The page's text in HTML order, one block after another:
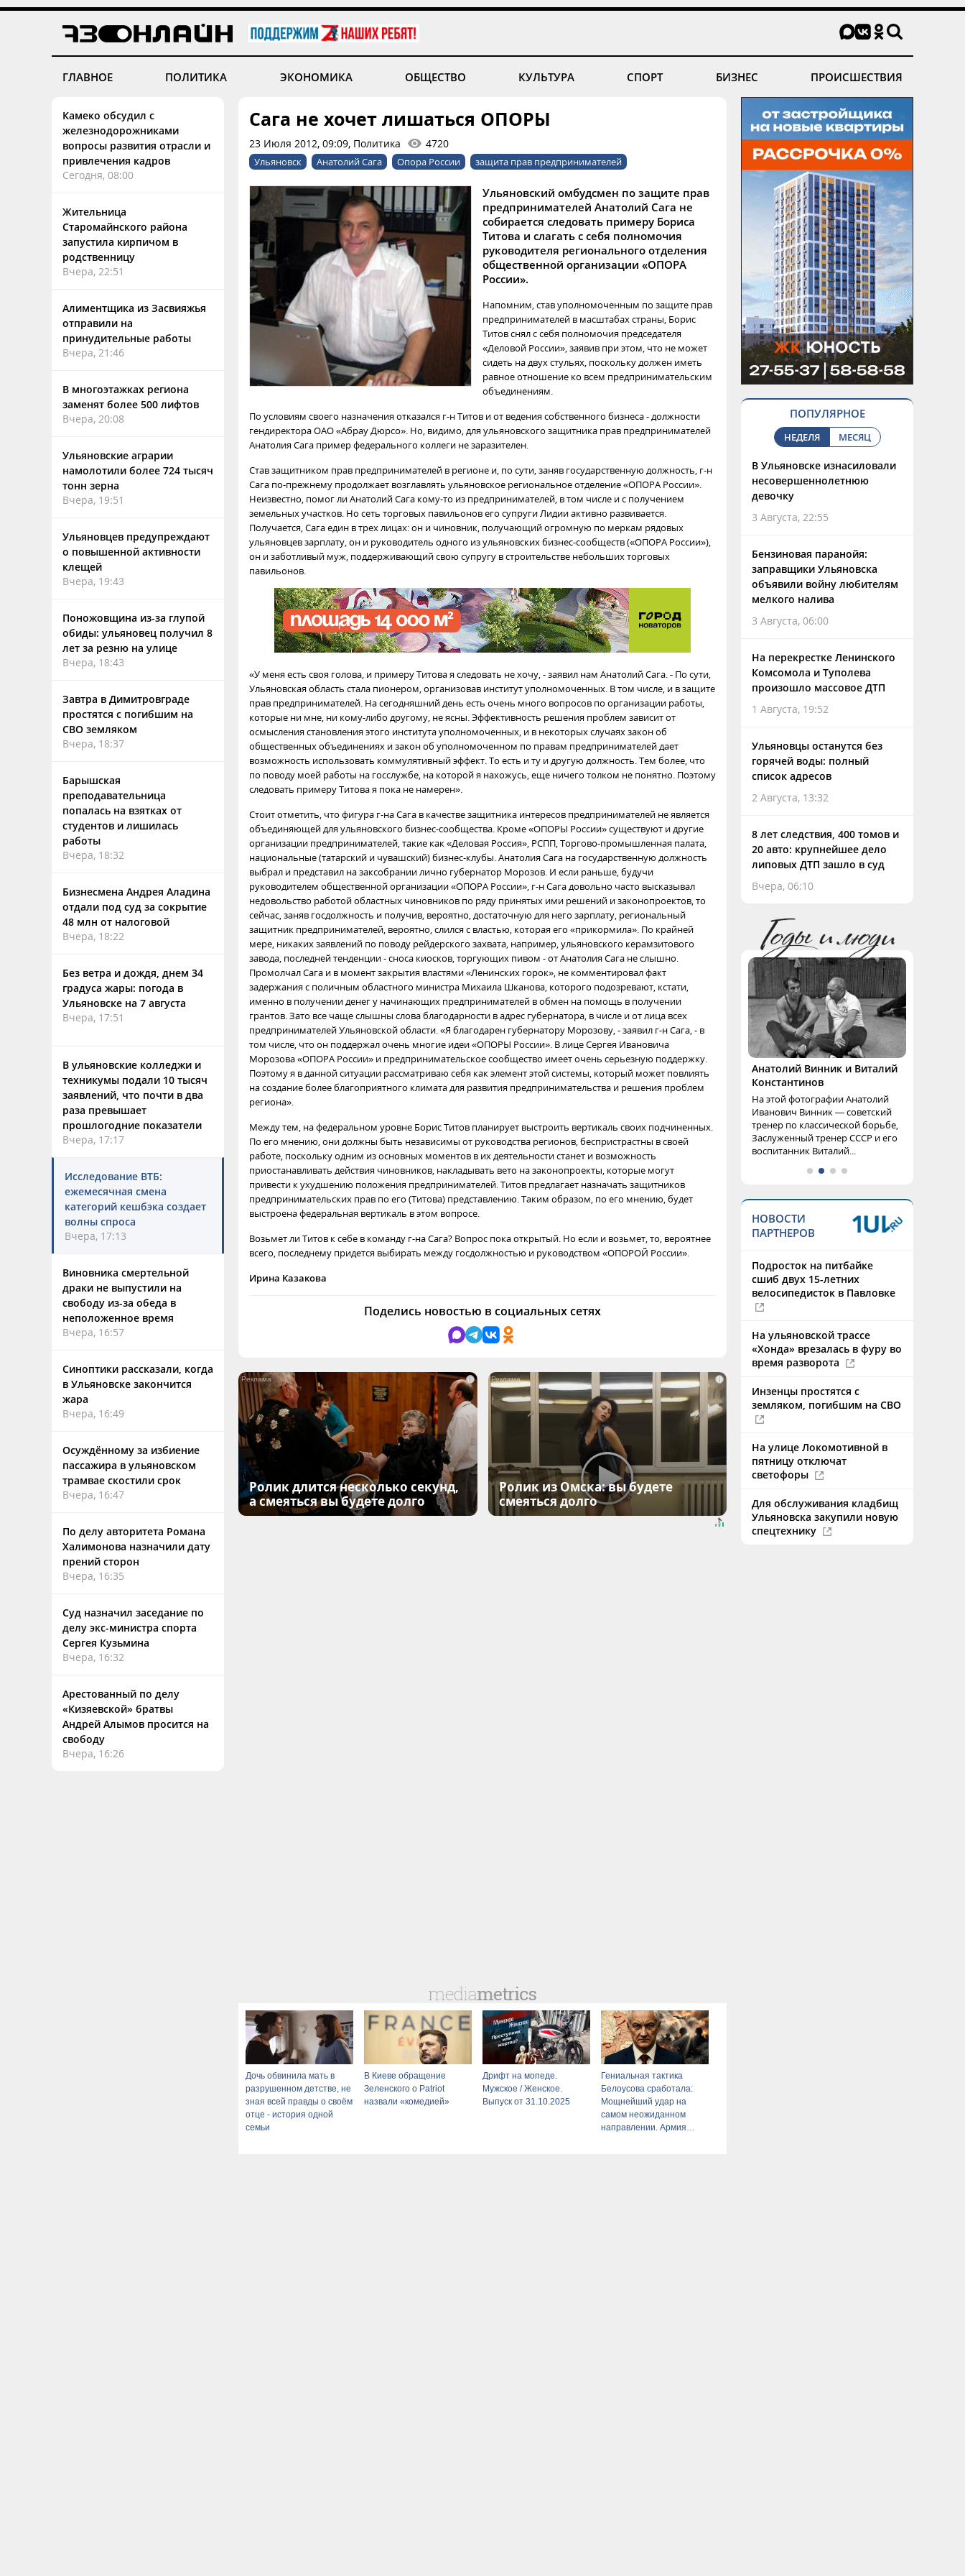
ГЛАВНОЕ ПОЛИТИКА ЭКОНОМИКА ОБЩЕСТВО КУЛЬТУРА СПОРТ БИЗНЕС ПРОИСШЕСТВИЯ
Камеко обсудил с
железнодорожниками
вопросы развития отрасли и
привлечения кадров
Сегодня, 08:00
Жительница
Старомайнского района
запустила кирпичом в
родственницу
Вчера, 22:51
Алиментщика из Засвияжья
отправили на
принудительные работы
Вчера, 21:46
В многоэтажках региона
заменят более 500 лифтов
Вчера, 20:08
Ульяновские аграрии
намолотили более 724 тысяч
тонн зерна
Вчера, 19:51
Ульяновцев предупреждают
о повышенной активности
клещей
Вчера, 19:43
Поножовщина из-за глупой
обиды: ульяновец получил 8
лет за резню на улице
Вчера, 18:43
Завтра в Димитровграде
простятся с погибшим на
СВО земляком
Вчера, 18:37
Барышская
преподавательница
попалась на взятках от
студентов и лишилась
работы
Вчера, 18:32
Бизнесмена Андрея Аладина
отдали под суд за сокрытие
48 млн от налоговой
Вчера, 18:22
Без ветра и дождя, днем 34
градуса жары: погода в
Ульяновске на 7 августа
Вчера, 17:51
В ульяновские колледжи и
техникумы подали 10 тысяч
заявлений, что почти в два
раза превышает
прошлогодние показатели
Вчера, 17:17
Исследование ВТБ:
ежемесячная смена
категорий кешбэка создает
волны спроса
Вчера, 17:13
Виновника смертельной
драки не выпустили на
свободу из-за обеда в
неположенное время
Вчера, 16:57
Синоптики рассказали, когда
в Ульяновске закончится
жара
Вчера, 16:49
Осуждённому за избиение
пассажира в ульяновском
трамвае скостили срок
Вчера, 16:47
По делу авторитета Романа
Халимонова назначили дату
прений сторон
Вчера, 16:35
Суд назначил заседание по
делу экс-министра спорта
Сергея Кузьмина
Вчера, 16:32
Арестованный по делу
«Кизяевской» братвы
Андрей Алымов просится на
свободу
Вчера, 16:26
Сага не хочет лишаться ОПОРЫ
23 Июля 2012, 09:09, Политика 4720
Ульяновск Анатолий Сага Опора России защита прав предпринимателей
Ульяновский омбудсмен по защите прав
предпринимателей Анатолий Сага не
собирается следовать примеру Бориса
Титова и слагать с себя полномочия
руководителя регионального отделения
общественной организации «ОПОРА
России».
Напомним, став уполномоченным по защите прав
предпринимателей в масштабах страны, Борис
Титов снял с себя полномочия председателя
«Деловой России», заявив при этом, что не может
сидеть на двух стульях, поскольку должен иметь
равное отношение ко всем предпринимательским
объединениям.
По условиям своего назначения отказался г-н Титов и от ведения собственного бизнеса - должности
гендиректора ОАО «Абрау Дюрсо». Но, видимо, для ульяновского защитника прав предпринимателей
Анатолия Сага пример федерального коллеги не заразителен.
Став защитником прав предпринимателей в регионе и, по сути, заняв государственную должность, г-н
Сага по-прежнему продолжает возглавлять ульяновское региональное отделение «ОПОРА России».
Неизвестно, помог ли Анатолий Сага кому-то из предпринимателей, в том числе и с получением
земельных участков. Но сеть торговых павильонов его супруги Лидии активно развивается.
Получается, Сага един в трех лицах: он и чиновник, получающий огромную по меркам рядовых
ульяновцев зарплату, он и руководитель одного из ульяновских бизнес-сообществ («ОПОРА России»),
он и заботливый муж, поддерживающий свою супругу в строительстве небольших торговых
павильонов.
«У меня есть своя голова, и примеру Титова я следовать не хочу, - заявил нам Анатолий Сага. - По сути,
Ульяновская область стала пионером, организовав институт уполномоченных. В том числе, и в защите
прав предпринимателей. На сегодняшний день есть очень много вопросов по организации работы,
которые ни мне, ни кому-либо другому, не ясны. Эффективность решения проблем зависит от
осмысления становления этого института уполномоченных, и в некоторых случаях закон об
общественных объединениях и закон об уполномоченном по правам предпринимателей дает
возможность использовать коммулятивный эффект. То есть и ту и другую должность. Тем более, что
по поводу моей работы на госслужбе, на которой я нахожусь, еще ничего толком не понятно. Поэтому
следовать примеру Титова я пока не намерен».
Стоит отметить, что фигура г-на Сага в качестве защитника интересов предпринимателей не является
объединяющей для ульяновского бизнес-сообщества. Кроме «ОПОРЫ России» существуют и другие
организации предпринимателей, такие как «Деловая Россия», РСПП, Торгово-промышленная палата,
национальные (татарский и чувашский) бизнес-клубы. Анатолия Сага на государственную должность
выбрал и представил на заксобрании лично губернатор Морозов. И если раньше, будучи
руководителем общественной организации «ОПОРА России», г-н Сага довольно часто высказывал
недовольство работой областных чиновников по ряду принятых ими решений и законопроектов, то
сейчас, заняв госдолжность и получив, вероятно, достаточную для него зарплату, региональный
защитник предпринимателей, вероятно, слился с властью, которая его «прикормила». По крайней
мере, никаких заявлений по поводу рейдерского захвата, например, ульяновского керамзитового
завода, последней тенденции - сноса киосков, торгующих пивом - от Анатолия Сага не слышно.
Промолчал Сага и в момент закрытия властями «Ленинских горок», не комментировал факт
задержания с поличным областного министра Михаила Шканова, которого подозревают, кстати,
именно в получении денег у начинающих предпринимателей в обмен на помощь в получении
грантов. Зато все чаще слышны слова благодарности в адрес губернатора, в числе и от лица всех
предпринимателей Ульяновской области. «Я благодарен губернатору Морозову, - заявил г-н Сага, - в
том числе, что он поддержал очень многие идеи «ОПОРЫ России». В лице Сергея Ивановича
Морозова «ОПОРА России» и предпринимательское сообщество имеет очень серьезную поддержку.
Поэтому я в данной ситуации рассматриваю себя как элемент этой системы, который может повлиять
на создание более благоприятного климата для развития предпринимательства и решения проблем
региона».
Между тем, на федеральном уровне Борис Титов планирует выстроить вертикаль своих подчиненных.
По его мнению, они должны быть независимы от руководства регионов, беспристрастны в своей
работе, поскольку одним из основных моментов в их деятельности станет и возможность
приостанавливать действия чиновников, накладывать вето на законопроекты, которые могут
привести к ухудшению положения предпринимателей. Титов предлагает назначать защитников
предпринимательских прав по его (Титова) представлению. Таким образом, по его мнению, будет
выстроена федеральная вертикаль в этом вопросе.
Возьмет ли Титов к себе в команду г-на Сага? Вопрос пока открытый. Но если и возьмет, то, вероятнее
всего, последнему придется выбирать между госдолжностью и руководством «ОПОРОЙ России».
Ирина Казакова
Поделись новостью в социальных сетях
i
Ролик длится несколько секунд,
а смеяться вы будете долго
i
Ролик из Омска: вы будете
смеяться долго
Дочь обвинила мать в
разрушенном детстве, не
зная всей правды о своём
отце - история одной
семьи
В Киеве обращение
Зеленского о Patriot
назвали «комедией»
Дрифт на мопеде.
Мужское / Женское.
Выпуск от 31.10.2025
Гениальная тактика
Белоусова сработала:
Мощнейший удар на
самом неожиданном
направлении. Армия
ПОПУЛЯРНОЕ
НЕДЕЛЯ МЕСЯЦ
В Ульяновске изнасиловали
несовершеннолетнюю
девочку
3 Августа, 22:55
Бензиновая паранойя:
заправщики Ульяновска
объявили войну любителям
мелкого налива
3 Августа, 06:00
На перекрестке Ленинского
Комсомола и Туполева
произошло массовое ДТП
1 Августа, 19:52
Ульяновцы останутся без
горячей воды: полный
список адресов
2 Августа, 13:32
8 лет следствия, 400 томов и
20 авто: крупнейшее дело
липовых ДТП зашло в суд
Вчера, 06:10
Анатолий Винник и Виталий
Константинов
На этой фотографии Анатолий
Иванович Винник — советский
тренер по классической борьбе,
Заслуженный тренер СССР и его
воспитанник Виталий...
НОВОСТИ
ПАРТНЕРОВ
Подросток на питбайке
сшиб двух 15-летних
велосипедисток в Павловке
На ульяновской трассе
«Хонда» врезалась в фуру во
время разворота
Инзенцы простятся с
земляком, погибшим на СВО
На улице Локомотивной в
пятницу отключат
светофоры
Для обслуживания кладбищ
Ульяновска закупили новую
спецтехнику